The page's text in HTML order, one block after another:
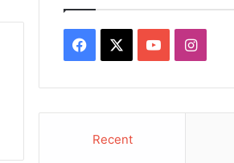
Facebook YouTube
Recent